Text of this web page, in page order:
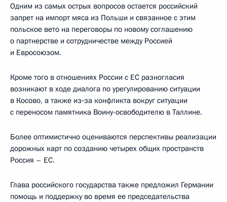
Одним из самых острых вопросов остается российский
запрет на импорт мяса из Польши и связанное с этим
польское вето на переговоры по новому соглашению
о партнерстве и сотрудничестве между Россией
и Евросоюзом.
Кроме того в отношениях России с ЕС разногласия
возникают в ходе диалога по урегулированию ситуации
в Косово, а также из‑за конфликта вокруг ситуации
с переносом памятника Воину-освободителю в Таллине.
Более оптимистично оцениваются перспективы реализации
дорожных карт по созданию четырех общих пространств
Россия – ЕС.
Глава российского государства также предложил Германии
помощь и поддержку во время ее председательства